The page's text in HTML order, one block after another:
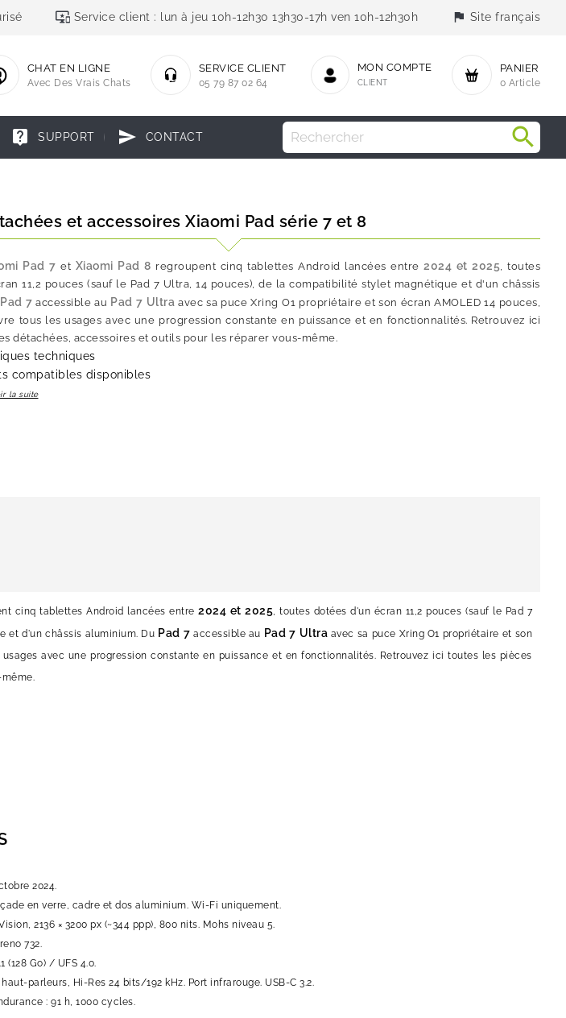
important_devices Service client : lun à jeu 10h-12h30 13h30-17h ven 10h-12h30h flag Site français
PANIER
0 Article
MON COMPTE
CLIENT
SERVICE CLIENT
05 79 87 02 64
CHAT EN LIGNE
Avec Des Vrais Chats
live_help SUPPORT send CONTACT
et accessoires Xiaomi Pad série 7 et 8
Pad 7 et Xiaomi Pad 8 regroupent cinq tablettes Android lancées entre 2024 et 2025, toutes
11,2 pouces (sauf le Pad 7 Ultra, 14 pouces), de la compatibilité stylet magnétique et d'un châssis
Pad 7 accessible au Pad 7 Ultra avec sa puce Xring O1 propriétaire et son écran AMOLED 14 pouces,
tous les usages avec une progression constante en puissance et en fonctionnalités. Retrouvez ici
détachées, accessoires et outils pour les réparer vous-même.
techniques
compatibles disponibles
la suite
cinq tablettes Android lancées entre2024 et 2025, toutes dotées d'un écran 11,2 pouces (sauf le Pad 7
et d'un châssis aluminium. Du Pad 7 accessible au Pad 7 Ultra avec sa puce Xring O1 propriétaire et son
avec une progression constante en puissance et en fonctionnalités. Retrouvez ici toutes les pièces
2024.
en verre, cadre et dos aluminium. Wi-Fi uniquement.
2136 × 3200 px (~344 ppp), 800 nits. Mohs niveau 5.
732.
(128 Go) / UFS 4.0.
parleurs, Hi-Res 24 bits/192 kHz. Port infrarouge. USB-C 3.2.
: 91 h, 1000 cycles.